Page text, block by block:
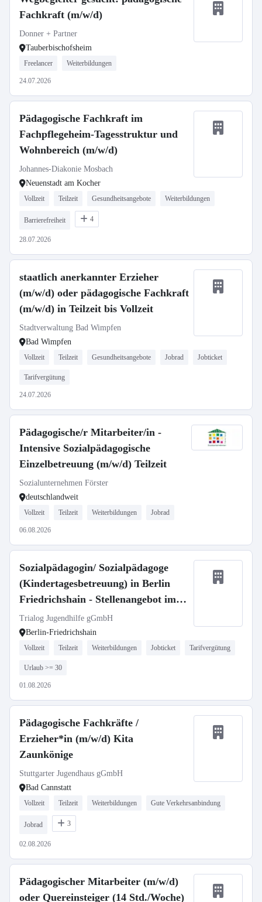
Fachkraft (m/w/d)
Donner + Partner
Tauberbischofsheim
Freelancer Weiterbildungen
24.07.2026
Pädagogische Fachkraft im
Fachpflegeheim-Tagesstruktur und
Wohnbereich (m/w/d)
Johannes-Diakonie Mosbach
Neuenstadt am Kocher
Vollzeit Teilzeit Gesundheitsangebote Weiterbildungen
Barrierefreiheit 4
28.07.2026
staatlich anerkannter Erzieher
(m/w/d) oder pädagogische Fachkraft
(m/w/d) in Teilzeit bis Vollzeit
Stadtverwaltung Bad Wimpfen
Bad Wimpfen
Vollzeit Teilzeit Gesundheitsangebote Jobrad Jobticket
Tarifvergütung
24.07.2026
Pädagogische/r Mitarbeiter/in -
Intensive Sozialpädagogische
Einzelbetreuung (m/w/d) Teilzeit
Sozialunternehmen Förster
deutschlandweit
Vollzeit Teilzeit Weiterbildungen Jobrad
06.08.2026
Sozialpädagogin/ Sozialpädagoge
(Kindertagesbetreuung) in Berlin
Friedrichshain - Stellenangebot im
Stellenmarkt Bildung
Trialog Jugendhilfe gGmbH
Berlin-Friedrichshain
Vollzeit Teilzeit Weiterbildungen Jobticket Tarifvergütung
Urlaub >= 30
01.08.2026
Pädagogische Fachkräfte /
Erzieher*in (m/w/d) Kita
Zaunkönige
Stuttgarter Jugendhaus gGmbH
Bad Cannstatt
Vollzeit Teilzeit Weiterbildungen Gute Verkehrsanbindung
Jobrad 3
02.08.2026
Pädagogischer Mitarbeiter (m/w/d)
oder Quereinsteiger (14 Std./Woche)